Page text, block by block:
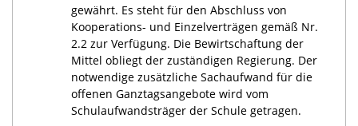
gewährt. Es steht für den Abschluss von
Kooperations- und Einzelverträgen gemäß Nr.
2.2 zur Verfügung. Die Bewirtschaftung der
Mittel obliegt der zuständigen Regierung. Der
notwendige zusätzliche Sachaufwand für die
offenen Ganztagsangebote wird vom
Schulaufwandsträger der Schule getragen.